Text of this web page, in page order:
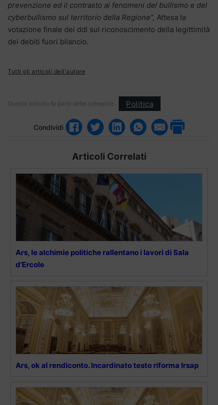
prevenzione ed il contrasto ai fenomeni del bullismo e del
cyberbullismo sul territorio della Regione”, Attesa la
votazione finale dei ddl sul riconoscimento della legittimità
dei debiti fuori bilancio.
Tutti gli articoli dell'autore
Questo articolo fa parte delle categorie: Politica
Condividi
Articoli Correlati
Ars, le alchimie politiche rallentano i lavori di Sala
d’Ercole
Ars, ok al rendiconto. Incardinato testo riforma Irsap